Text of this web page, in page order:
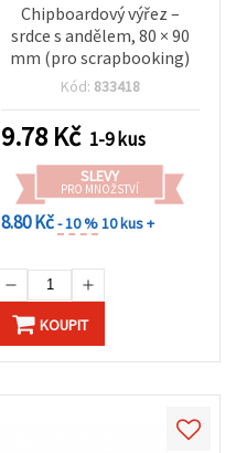
Chipboardový výřez –
srdce s andělem, 80 × 90
mm (pro scrapbooking)
Kód: 833418
9.78 Kč 1-9 kus
SLEVY
PRO MNOŽSTVÍ
8.80 Kč- 10 %10 kus +
KOUPIT